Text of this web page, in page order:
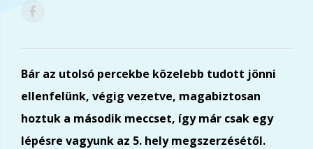
Bár az utolsó percekbe közelebb tudott jönni
ellenfelünk, végig vezetve, magabiztosan
hoztuk a második meccset, így már csak egy
lépésre vagyunk az 5. hely megszerzésétől.